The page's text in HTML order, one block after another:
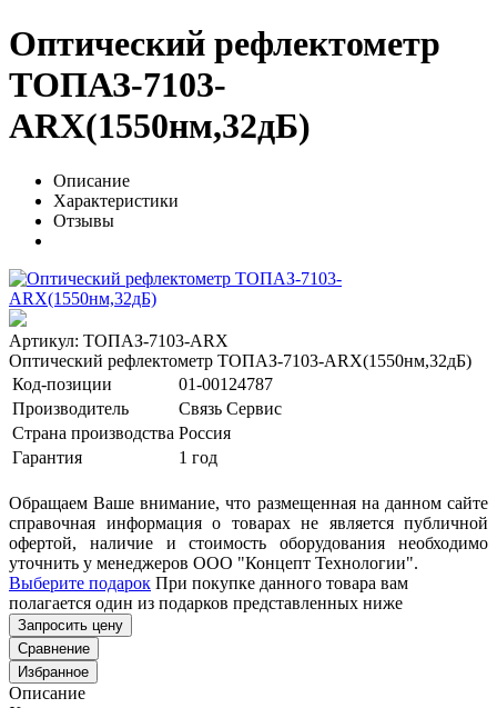
Оптический рефлектометр
ТОПАЗ-7103-
ARX(1550нм,32дБ)
Описание
Характеристики
Отзывы
Артикул: ТОПАЗ-7103-ARX
Оптический рефлектометр ТОПАЗ-7103-ARX(1550нм,32дБ)
Код-позиции
01-00124787
Производитель
Связь Сервис
Страна производства Россия
Гарантия
1 год
Обращаем Ваше внимание, что размещенная на данном сайте
справочная информация о товарах не является публичной
офертой, наличие и стоимость оборудования необходимо
уточнить у менеджеров ООО "Концепт Технологии".
Выберите подарок При покупке данного товара вам
полагается один из подарков представленных ниже
Запросить цену
Сравнение
Избранное
Описание